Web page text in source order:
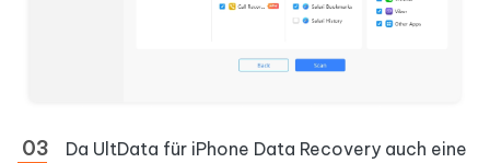
Da UltData für iPhone Data Recovery auch eine